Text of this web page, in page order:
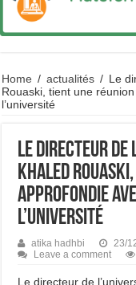
Home / actualités / Le
Rouaski, tient une
l’université
Le directeur
Khaled
approfondie
l’université
atika hadhbi 23/
Leave a comment
Le directeur de